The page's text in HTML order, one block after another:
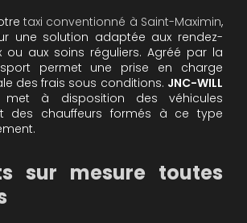
taxi conventionné à Saint-Maximin,
une solution adaptée aux rendez-
ou aux soins réguliers. Agréé par la
permet une prise en charge
des frais sous conditions. JNC-WILL
met à disposition des véhicules
des chauffeurs formés à ce type
sur mesure toutes